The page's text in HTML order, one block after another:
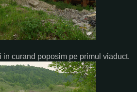
in curand poposim pe primul viaduct.